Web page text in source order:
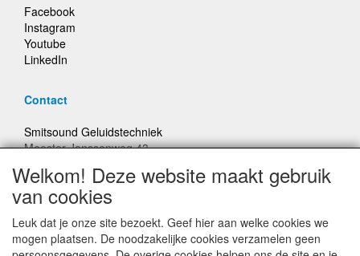
Facebook
Instagram
Youtube
LinkedIn
Contact
Smitsound Geluidstechniek
Meester Janssenweg 43
E-mail: info@smitsound.nl
Telefoon: +31-(0)6-22256322
Bestellingen binnen Nederland, ongeacht gewicht, verstuurd
voor € 6,95
Welkom! Deze website maakt gebruik
van cookies
Leuk dat je onze site bezoekt. Geef hier aan welke cookies we
mogen plaatsen. De noodzakelijke cookies verzamelen geen